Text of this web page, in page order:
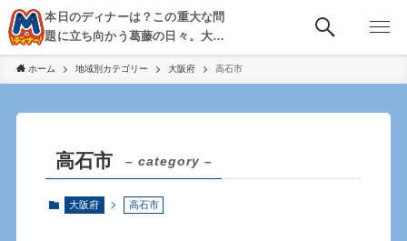
本日のディナーは？この重大な問
題に立ち向かう葛藤の日々。大
阪・京都・神戸を中心とした食べ
歩き、飲み歩きを綴る。
ホーム 地域別カテゴリー 大阪府 高石市
高石市 – category –
大阪府 高石市